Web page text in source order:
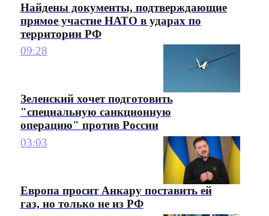
Найдены документы, подтверждающие
прямое участие НАТО в ударах по
территории РФ
09:28
Зеленский хочет подготовить
"специальную санкционную
операцию" против России
03:03
Европа просит Анкару поставить ей
газ, но только не из РФ